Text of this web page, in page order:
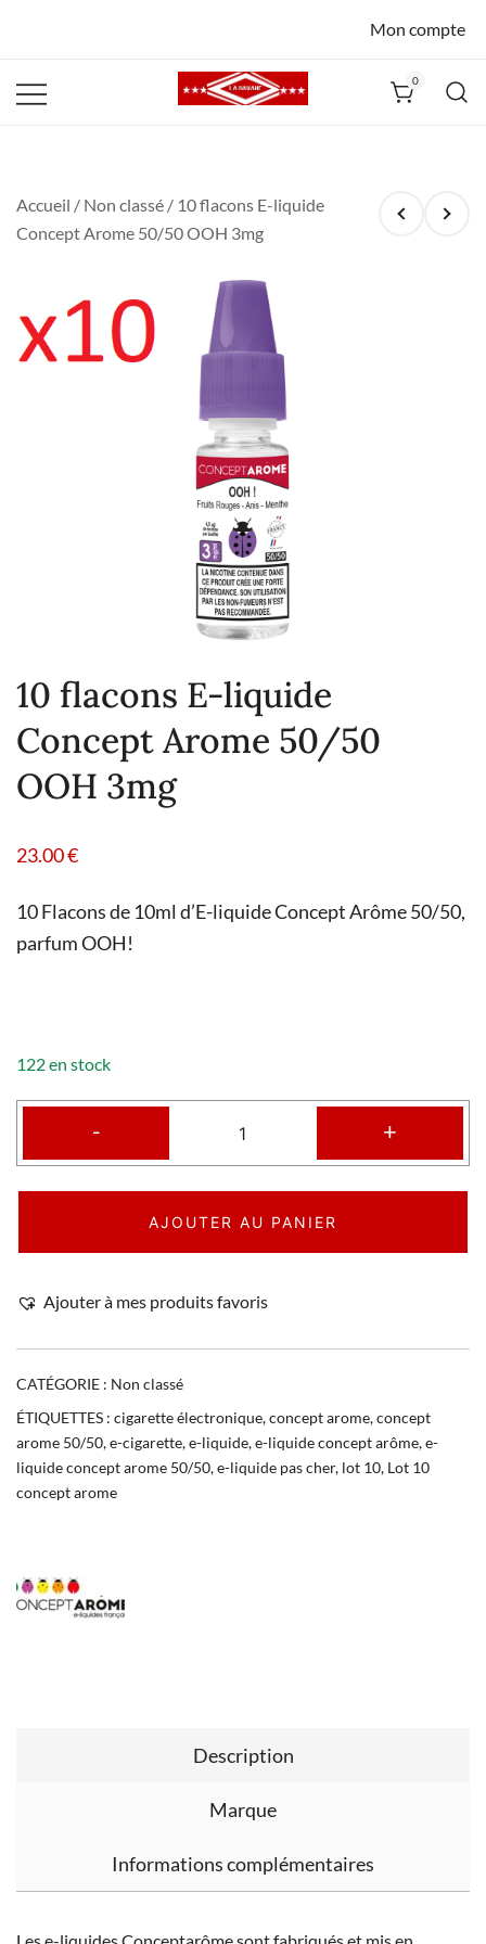
Mon compte
0
Accueil / Non classé / 10 flacons E-liquide
Concept Arome 50/50 OOH 3mg
10 flacons E-liquide
Concept Arome 50/50
OOH 3mg
23.00€
10 Flacons de 10ml d’E-liquide Concept Arôme 50/50,
parfum OOH!
122 en stock
- +
AJOUTER AU PANIER
Ajouter à mes produits favoris
CATÉGORIE : Non classé
ÉTIQUETTES : cigarette électronique,concept arome,concept
arome 50/50,e-cigarette,e-liquide,e-liquide concept arôme,e-
liquide concept arome 50/50,e-liquide pas cher, lot 10, Lot 10
concept arome
Description
Marque
Informations complémentaires